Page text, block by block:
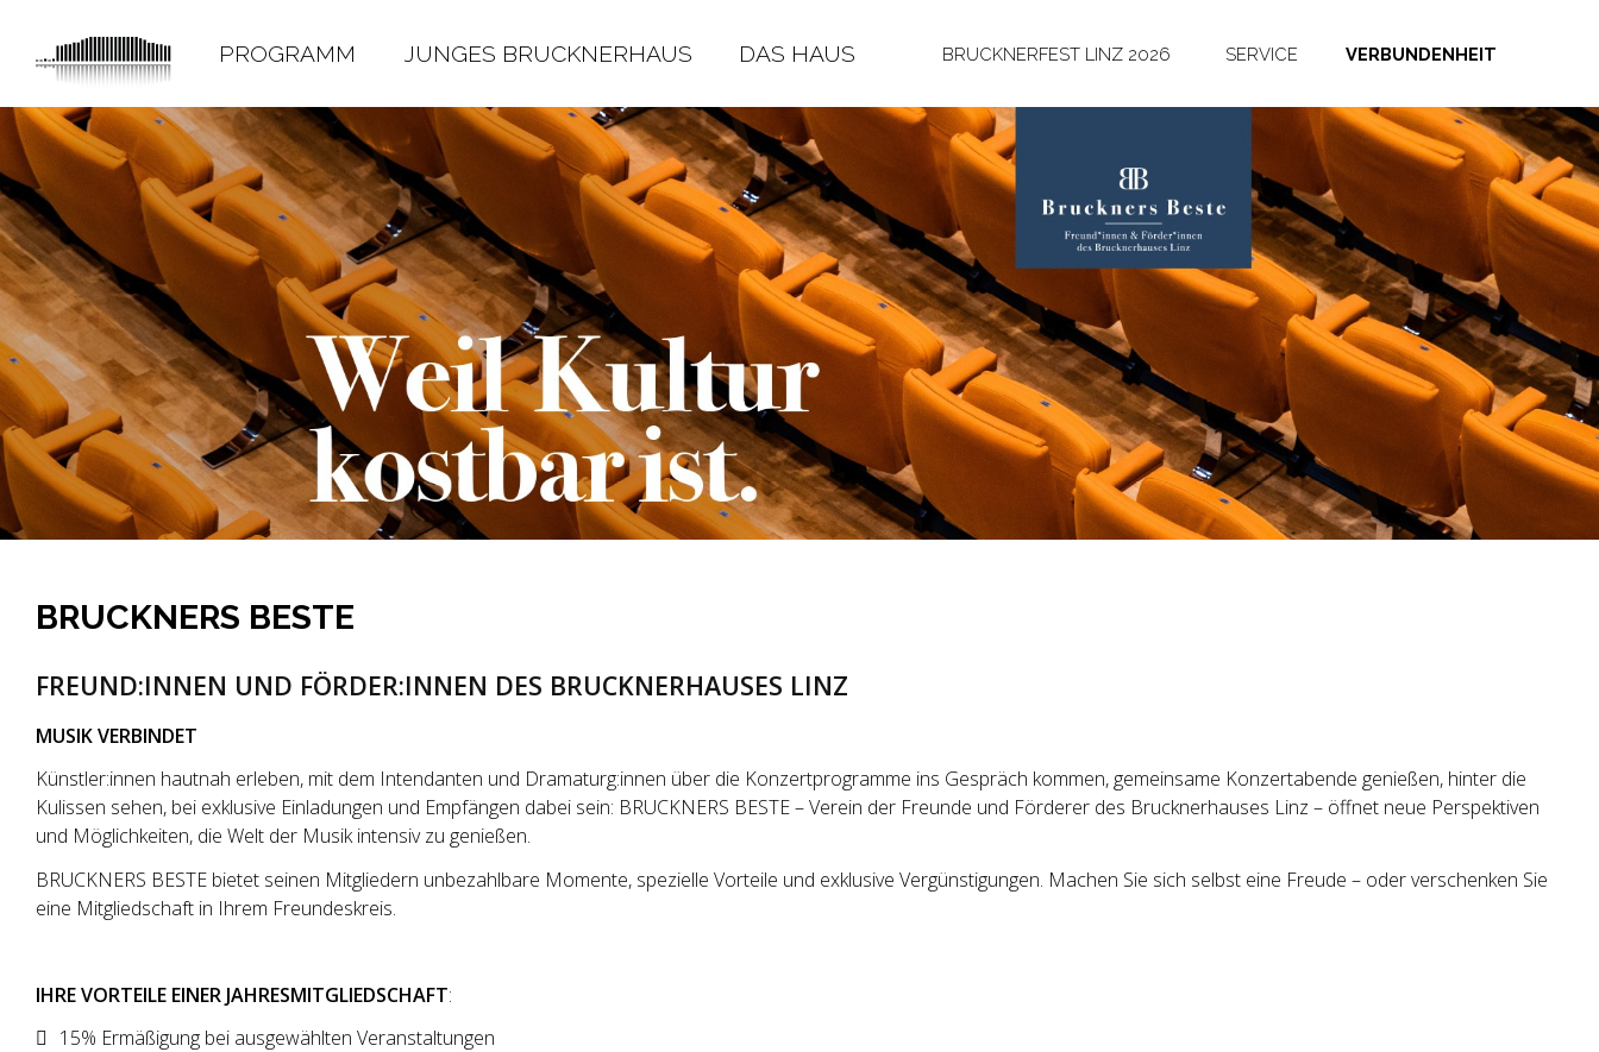
PROGRAMM JUNGES BRUCKNERHAUS DAS HAUS BRUCKNERFEST LINZ 2026 SERVICE VERBUNDENHEIT
BRUCKNERS BESTE
FREUND:INNEN UND FÖRDER:INNEN DES BRUCKNERHAUSES LINZ
MUSIK VERBINDET
Künstler:innen hautnah erleben, mit dem Intendanten und Dramaturg:innen über die Konzertprogramme ins Gespräch kommen, gemeinsame Konzertabende genießen, hinter die
Kulissen sehen, bei exklusive Einladungen und Empfängen dabei sein: BRUCKNERS BESTE – Verein der Freunde und Förderer des Brucknerhauses Linz – öffnet neue Perspektiven
und Möglichkeiten, die Welt der Musik intensiv zu genießen.
BRUCKNERS BESTE bietet seinen Mitgliedern unbezahlbare Momente, spezielle Vorteile und exklusive Vergünstigungen. Machen Sie sich selbst eine Freude – oder verschenken Sie
eine Mitgliedschaft in Ihrem Freundeskreis.
IHRE VORTEILE EINER JAHRESMITGLIEDSCHAFT:
15% Ermäßigung bei ausgewählten Veranstaltungen